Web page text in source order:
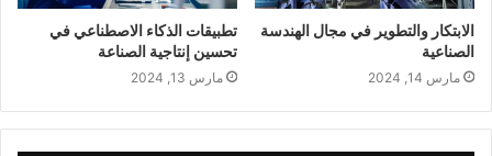
الابتكار والتطوير في مجال الهندسة
الصناعية
مارس 14, 2024
تطبيقات الذكاء الاصطناعي في
تحسين إنتاجية الصناعة
مارس 13, 2024